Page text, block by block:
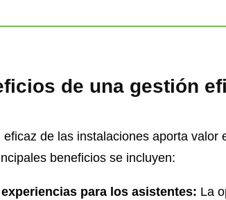
de una gestión
eficaz de las instalaciones aporta
beneficios se incluyen:
para los asistentes: La